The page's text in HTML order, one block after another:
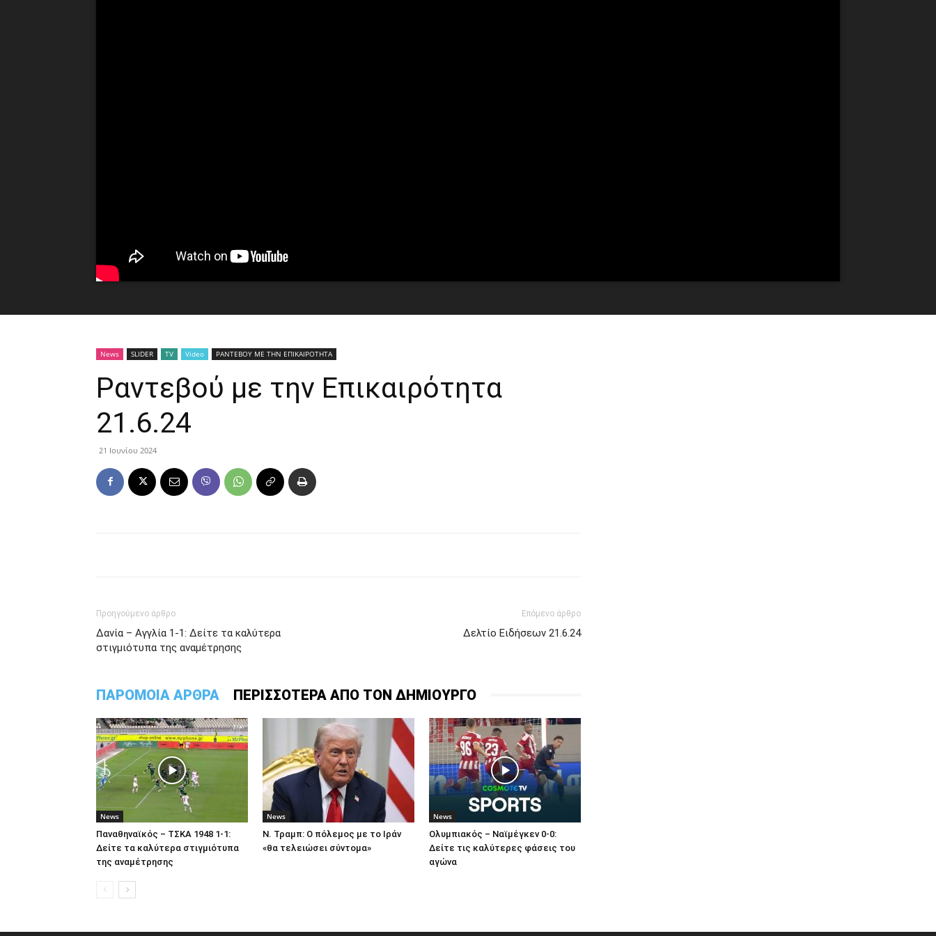
News SLIDER TV Video ΡΑΝΤΕΒΟΥ ΜΕ ΤΗΝ ΕΠΙΚΑΙΡΟΤΗΤΑ
Ραντεβού με την Επικαιρότητα
21.6.24
21 Ιουνίου 2024
Προηγούμενο άρθρο
Δανία – Αγγλία 1-1: Δείτε τα καλύτερα
στιγμιότυπα της αναμέτρησης
Επόμενο άρθρο
Δελτίο Ειδήσεων 21.6.24
ΠΑΡΟΜΟΙΑ ΑΡΘΡΑ ΠΕΡΙΣΣΟΤΕΡΑ ΑΠΟ ΤΟΝ ΔΗΜΙΟΥΡΓΟ
News
Παναθηναϊκός – ΤΣΚΑ 1948 1-1:
Δείτε τα καλύτερα στιγμιότυπα
της αναμέτρησης
News
Ν. Τραμπ: Ο πόλεμος με το Ιράν
«θα τελειώσει σύντομα»
News
Ολυμπιακός – Ναϊμέγκεν 0-0:
Δείτε τις καλύτερες φάσεις του
αγώνα